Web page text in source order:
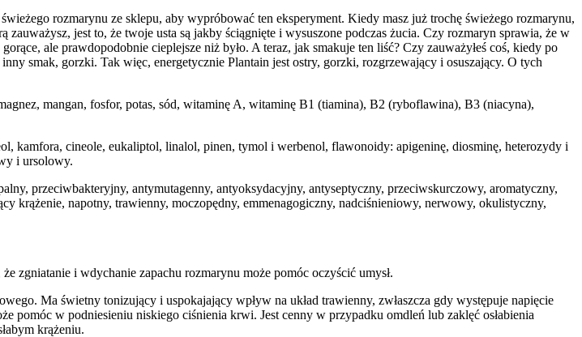
rozmarynu ze sklepu, aby wypróbować ten eksperyment. Kiedy masz już trochę świeżego rozmarynu,
jest to, że twoje usta są jakby ściągnięte i wysuszone podczas żucia. Czy rozmaryn sprawia, że w
ale prawdopodobnie cieplejsze niż było. A teraz, jak smakuje ten liść? Czy zauważyłeś coś, kiedy po
smak, gorzki. Tak więc, energetycznie Plantain jest ostry, gorzki, rozgrzewający i osuszający. O tych
mangan, fosfor, potas, sód, witaminę A, witaminę B1 (tiamina), B2 (ryboflawina), B3 (niacyna),
kamfora, cineole, eukaliptol, linalol, pinen, tymol i werbenol, flawonoidy: apigeninę, diosminę, heterozydy i
i ursolowy.
przeciwbakteryjny, antymutagenny, antyoksydacyjny, antyseptyczny, przeciwskurczowy, aromatyczny,
krążenie, napotny, trawienny, moczopędny, emmenagogiczny, nadciśnieniowy, nerwowy, okulistyczny,
zgniatanie i wdychanie zapachu rozmarynu może pomóc oczyścić umysł.
Ma świetny tonizujący i uspokajający wpływ na układ trawienny, zwłaszcza gdy występuje napięcie
pomóc w podniesieniu niskiego ciśnienia krwi. Jest cenny w przypadku omdleń lub zaklęć osłabienia
krążeniu.